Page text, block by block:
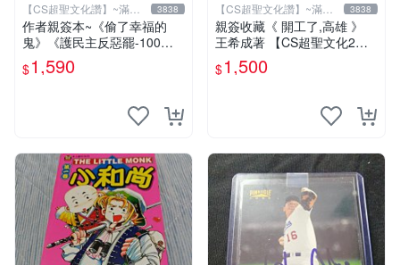
【CS超聖文化讚】~滿千
元送運
3838
作者親簽本~《偷了幸福的
鬼》《護民主反惡罷-100萬
步走大安》二本合售 羅智強
著 精裝小冊【CS超聖文化
$1,590
【CS超聖文化讚】~滿千
元送運
3838
親簽收藏《 開工了,高雄 》
王希成著 【CS超聖文化2
讚】
$1,500